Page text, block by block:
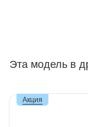
Эта модель в
Акция